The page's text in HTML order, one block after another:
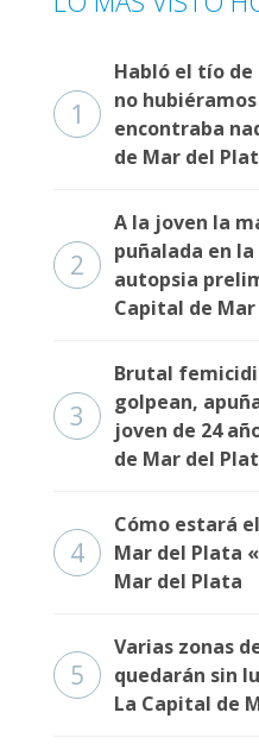
de
Familia
1
Habló el tío de
no
encontraba
de Mar del
2
A la joven la
puñalada en
autopsia
Capital de
3
Brutal
golpean,
joven de 24
de Mar del
4
Cómo estará
Mar del Plata
Mar del Plata
5
Varias zonas
quedarán sin
La Capital de